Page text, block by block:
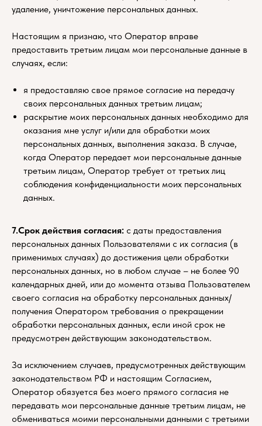
удаление, уничтожение персональных данных.
Настоящим я признаю, что Оператор вправе
предоставить третьим лицам мои персональные данные в
случаях, если:
я предоставляю свое прямое согласие на передачу
своих персональных данных третьим лицам;
раскрытие моих персональных данных необходимо для
оказания мне услуг и/или для обработки моих
персональных данных, выполнения заказа. В случае,
когда Оператор передает мои персональные данные
третьим лицам, Оператор требует от третьих лиц
соблюдения конфиденциальности моих персональных
данных.
7.Срок действия согласия: с даты предоставления
персональных данных Пользователями с их согласия (в
применимых случаях) до достижения цели обработки
персональных данных, но в любом случае – не более 90
календарных дней, или до момента отзыва Пользователем
своего согласия на обработку персональных данных/
получения Оператором требования о прекращении
обработки персональных данных, если иной срок не
предусмотрен действующим законодательством.
За исключением случаев, предусмотренных действующим
законодательством РФ и настоящим Согласием,
Оператор обязуется без моего прямого согласия не
передавать мои персональные данные третьим лицам, не
обмениваться моими персональными данными с третьими
Каталог туров
О компании
Акции